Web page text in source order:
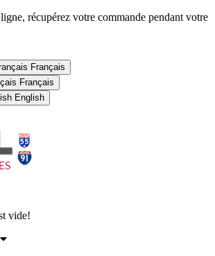
récupérez votre commande pendant votre
Français
Français
English
vide!